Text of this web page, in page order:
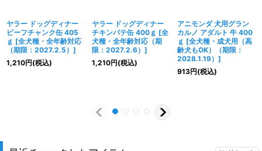
ヤラー ドッグディナー
ビーフチャンク缶 405
ｇ [全犬種・全年齢対応
（期限：2027.2.5） ]
1,210円(税込)
ヤラー ドッグディナー
チキンパテ缶 400ｇ [全
犬種・全年齢対応（期
限：2027.2.6） ]
1,210円(税込)
アニモンダ 犬用グラン
カルノ アダルト 牛 400
ｇ [全犬種・成犬用（高
齢犬もOK）（期限：
2028.1.19） ]
913円(税込)